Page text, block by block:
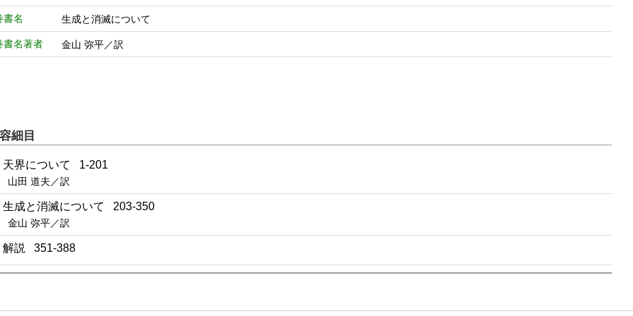
書名 生成と消滅について
書名著者 金山 弥平／訳
細目
天界について 1-201
山田 道夫／訳
生成と消滅について 203-350
金山 弥平／訳
解説 351-388